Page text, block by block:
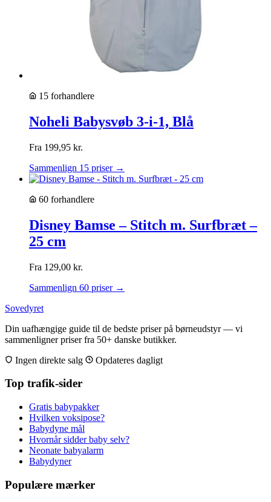
15 forhandlere
Noheli Babysvøb 3-i-1, Blå
Fra 199,95 kr.
Sammenlign 15 priser →
60 forhandlere
Disney Bamse – Stitch m. Surfbræt –
25 cm
Fra 129,00 kr.
Sammenlign 60 priser →
Sovedyret
Din uafhængige guide til de bedste priser på børneudstyr — vi
sammenligner priser fra 50+ danske butikker.
Ingen direkte salg
Opdateres dagligt
Top trafik-sider
Gratis babypakker
Hvilken voksipose?
Babydyne mål
Hvornår sidder baby selv?
Neonate babyalarm
Babydyner
Populære mærker